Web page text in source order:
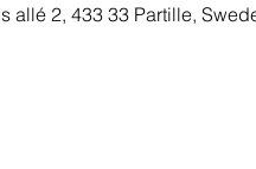
allé 2, 433 33 Partille,